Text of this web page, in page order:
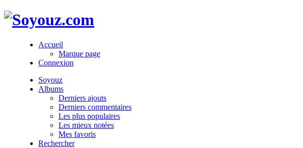
Accueil
Marque page
Connexion
Soyouz
Albums
Derniers ajouts
Derniers commentaires
Les plus populaires
Les mieux notées
Mes favoris
Rechercher